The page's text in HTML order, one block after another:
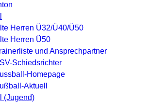
Herren Ü32/Ü40/Ü50
Herren Ü50
und Ansprechpartner
Schiedsrichter
Homepage
Aktuell
(Jugend)